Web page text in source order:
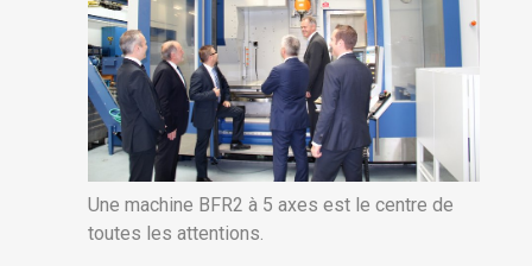
Une machine BFR2 à 5 axes est le centre de
toutes les attentions.